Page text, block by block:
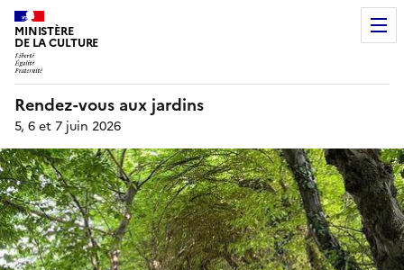
MINISTÈRE
DE LA CULTURE
Rendez-vous aux jardins
5, 6 et 7 juin 2026